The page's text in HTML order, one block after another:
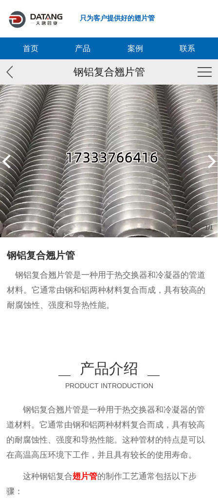
只为客户提供好的翅片管
首页 产品 案例 联系
钢铝复合翘片管
1/1
钢铝复合翘片管
钢铝复合翘片管是一种用于热交换器和冷凝器的管道
材料。它通常由钢和铝两种材料复合而成，具有较高的
耐腐蚀性、强度和导热性能。
产品介绍
PRODUCT INTRODUCTION
钢铝复合翘片管是一种用于热交换器和冷凝器的管
道材料。它通常由钢和铝两种材料复合而成，具有较高
的耐腐蚀性、强度和导热性能。这种管材的特点是可以
在高温高压环境下工作，并且具有较长的使用寿命。
这种钢铝复合翅片管的制作工艺通常包括以下步
骤：